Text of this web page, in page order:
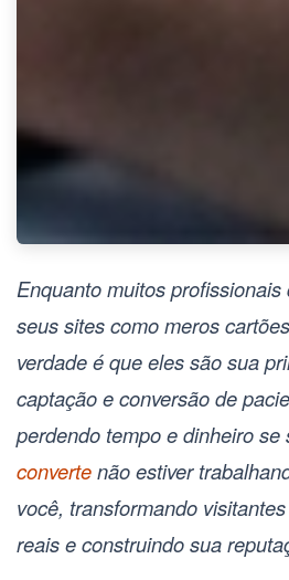
Enquanto muitos
seus sites como meros
verdade é que eles são sua
captação e conversão de
perdendo tempo e dinheiro se
convertenão estiver
você, transformando
reais e construindo sua